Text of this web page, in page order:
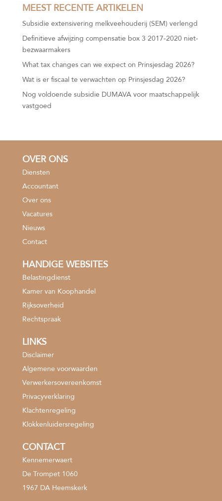
MEEST RECENTE ARTIKELEN
Subsidie extensivering melkveehouderij (SEM) verlengd
Definitieve afwijzing compensatie box 3 2017-2020 niet-
bezwaarmakers
What tax changes can we expect on Prinsjesdag 2026?
Wat is er fiscaal te verwachten op Prinsjesdag 2026?
Nog voldoende subsidie DUMAVA voor maatschappelijk
vastgoed
OVER ONS
Diensten
Accountant
Over ons
Vacatures
Nieuws
Contact
HANDIGE WEBSITES
Belastingdienst
Kamer van Koophandel
Rijksoverheid
Rechtspraak
LINKS
Disclaimer
Algemene voorwaarden
Verwerkersovereenkomst
Privacyverklaring
Klachtenregeling
Klokkenluidersregeling
CONTACT
Kennemerwaert
De Trompet 1060
1967 DA Heemskerk